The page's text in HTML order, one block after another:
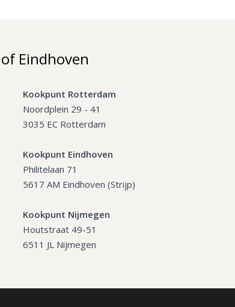
Eindhoven
Kookpunt Rotterdam
Noordplein 29 - 41
3035 EC Rotterdam
Kookpunt Eindhoven
Philitelaan 71
5617 AM Eindhoven (Strijp)
Kookpunt Nijmegen
Houtstraat 49-51
6511 JL Nijmegen